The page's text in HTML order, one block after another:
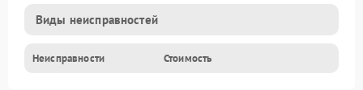
Виды неисправностей
Неисправности Стоимость